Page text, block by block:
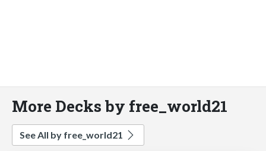
More Decks by free_world21
See All by free_world21